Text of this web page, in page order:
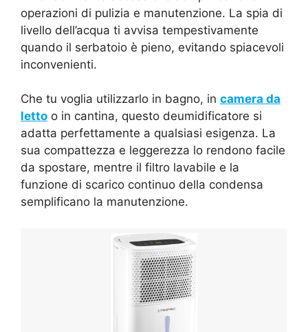
operazioni di pulizia e manutenzione. La spia di
livello dell’acqua ti avvisa tempestivamente
quando il serbatoio è pieno, evitando spiacevoli
inconvenienti.
Che tu voglia utilizzarlo in bagno, in camera da
letto o in cantina, questo deumidificatore si
adatta perfettamente a qualsiasi esigenza. La
sua compattezza e leggerezza lo rendono facile
da spostare, mentre il filtro lavabile e la
funzione di scarico continuo della condensa
semplificano la manutenzione.